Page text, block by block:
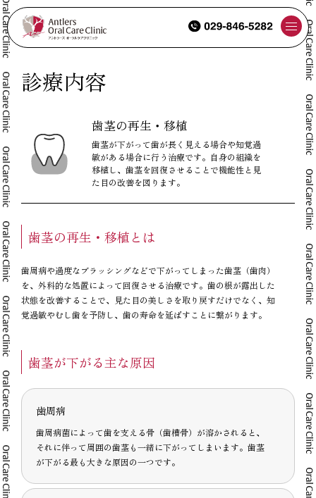
つくばの歯医者で健康的な口元を取り戻す｜アントラーズの歯茎の再生・移植治療
診療内容
歯茎の再生・移植
歯茎が下がって歯が長く見える場合や知覚過
敏がある場合に行う治療です。自身の組織を
移植し、歯茎を回復させることで機能性と見
た目の改善を図ります。
歯茎の再生・移植とは
歯周病や過度なブラッシングなどで下がってしまった歯茎（歯肉）
を、外科的な処置によって回復させる治療です。歯の根が露出した
状態を改善することで、見た目の美しさを取り戻すだけでなく、知
覚過敏やむし歯を予防し、歯の寿命を延ばすことに繋がります。
歯茎が下がる主な原因
歯周病
歯周病菌によって歯を支える骨（歯槽骨）が溶かされると、
それに伴って周囲の歯茎も一緒に下がってしまいます。歯茎
が下がる最も大きな原因の一つです。